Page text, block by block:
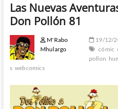
Las Nuevas
Don Pollón 81
M'Rabo
Mhulargo
19/12/
cómic
pollon
s webcomics